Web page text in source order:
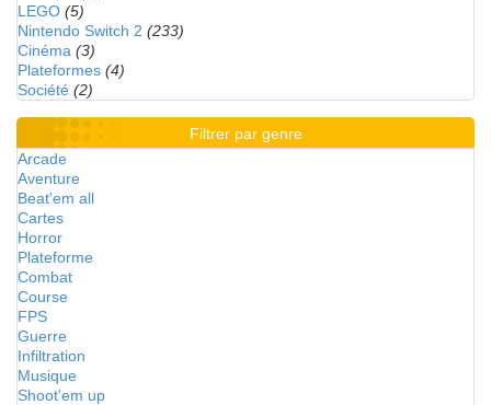
LEGO (5)
Nintendo Switch 2 (233)
Cinéma (3)
Plateformes (4)
Société (2)
Filtrer par genre
Arcade
Aventure
Beat'em all
Cartes
Horror
Plateforme
Combat
Course
FPS
Guerre
Infiltration
Musique
Shoot'em up